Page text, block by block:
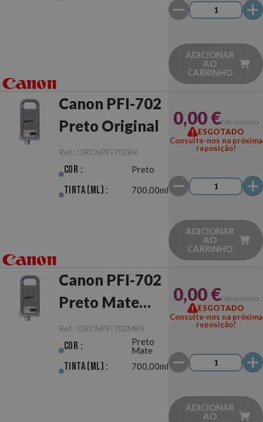
ADICIONAR
AO
CARRINHO
Canon PFI-702
Preto Original
Ref.: ORCNPFI702BK
Cor : Preto
Tinta (ml) : 700,00ml
0,00 €IVA incluído
ESGOTADO
Consulte-nos na próxima
reposição!
ADICIONAR
AO
CARRINHO
Canon PFI-702
Preto Mate
Original
Ref.: ORCNPFI702MBK
Cor :
Preto
Mate
Tinta (ml) : 700,00ml
0,00 €IVA incluído
ESGOTADO
Consulte-nos na próxima
reposição!
ADICIONAR
AO